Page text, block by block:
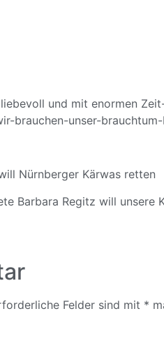
und mit enormen
brauchen-unser-
Nürnberger Kärwas retten
Barbara Regitz will
Felder sind mit *